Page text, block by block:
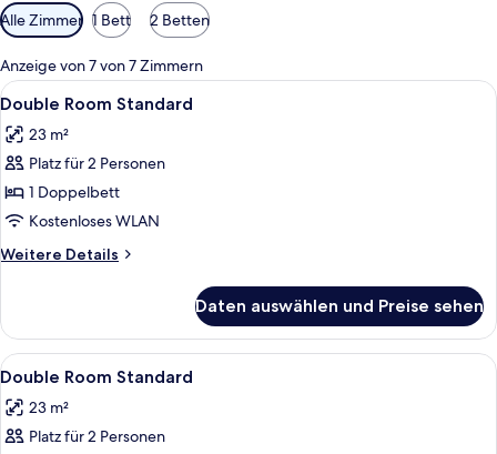
Verfügbare
Filter
für
Zimmer
Alle Zimmer 1 Bett 2 Betten
Anzeige von 7 von 7 Zimmern
Alle
Fotos
für
Double
Room
Standard
anzeigen
Zimmersafe, Schreibtisch,
7
Double Room Standard
23 m²
Platz für 2 Personen
1 Doppelbett
Kostenloses WLAN
Weitere Details
Weitere
Room
Standard
Daten auswählen und Preise sehen
Alle
Fotos
für
Double
Zimmersafe, Schreibtisch,
6
Double Room Standard
23 m²
Platz für 2 Personen